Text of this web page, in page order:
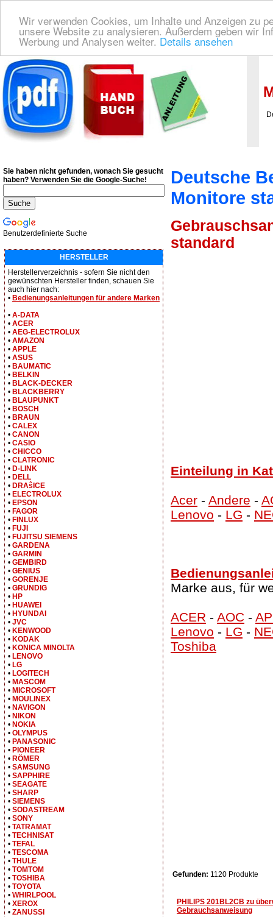
Wir verwenden Cookies, um Inhalte und Anzeigen zu
unsere Website zu analysieren. Außerdem geben wir
Werbung und Analysen weiter. Details ansehen
Deutsche Bedienungsanleitung Downloaden | Wir finden für Sie das
Deutsche
Monitore
standard
Einteilung in
Acer - Andere -
Lenovo - LG -
Marke aus, für
ACER - AOC -
Lenovo - LG -
Toshiba
Gefunden: 1120 Produkte
PHILIPS 201BL2CB zu
Gebrauchsanweisung
Sie haben nicht gefunden, wonach Sie gesucht
haben? Verwenden Sie die Google-Suche!
Benutzerdefinierte Suche
HERSTELLER
Herstellerverzeichnis - sofern Sie nicht den
gewünschten Hersteller finden, schauen Sie
auch hier nach:
• Bedienungsanleitungen für andere Marken
• A-DATA
• ACER
• AEG-ELECTROLUX
• AMAZON
• APPLE
• ASUS
• BAUMATIC
• BELKIN
• BLACK-DECKER
• BLACKBERRY
• BLAUPUNKT
• BOSCH
• BRAUN
• CALEX
• CANON
• CASIO
• CHICCO
• CLATRONIC
• D-LINK
• DELL
• DRAŝICE
• ELECTROLUX
• EPSON
• FAGOR
• FINLUX
• FUJI
• FUJITSU SIEMENS
• GARDENA
• GARMIN
• GEMBIRD
• GENIUS
• GORENJE
• GRUNDIG
• HP
• HUAWEI
• HYUNDAI
• JVC
• KENWOOD
• KODAK
• KONICA MINOLTA
• LENOVO
• LG
• LOGITECH
• MASCOM
• MICROSOFT
• MOULINEX
• NAVIGON
• NIKON
• NOKIA
• OLYMPUS
• PANASONIC
• PIONEER
• RÖMER
• SAMSUNG
• SAPPHIRE
• SEAGATE
• SHARP
• SIEMENS
• SODASTREAM
• SONY
• TATRAMAT
• TECHNISAT
• TEFAL
• TESCOMA
• THULE
• TOMTOM
• TOSHIBA
• TOYOTA
• WHIRLPOOL
• XEROX
• ZANUSSI